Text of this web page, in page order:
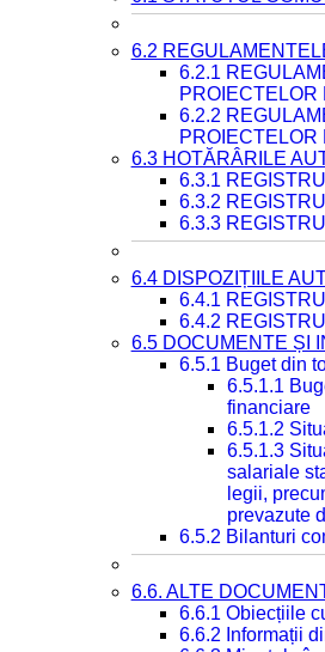
6.2
6.2.1
PROIECTELOR
6.2.2
PROIECTELOR
6.3 HOTĂRÂRILE
6.3.1
6.3.2
6.3.3
6.4 DISPOZIȚIILE
6.4.1
6.4.2
6.5 DOCUMENTE ȘI
6.5.1 Buget din
6.5.1.1
financiare
6.5.1.2
6.5.1.3
salariale
legii,
prevazute
6.5.2 Bilanturi
6.6. ALTE
6.6.1 Obiecțiile
6.6.2 Informații